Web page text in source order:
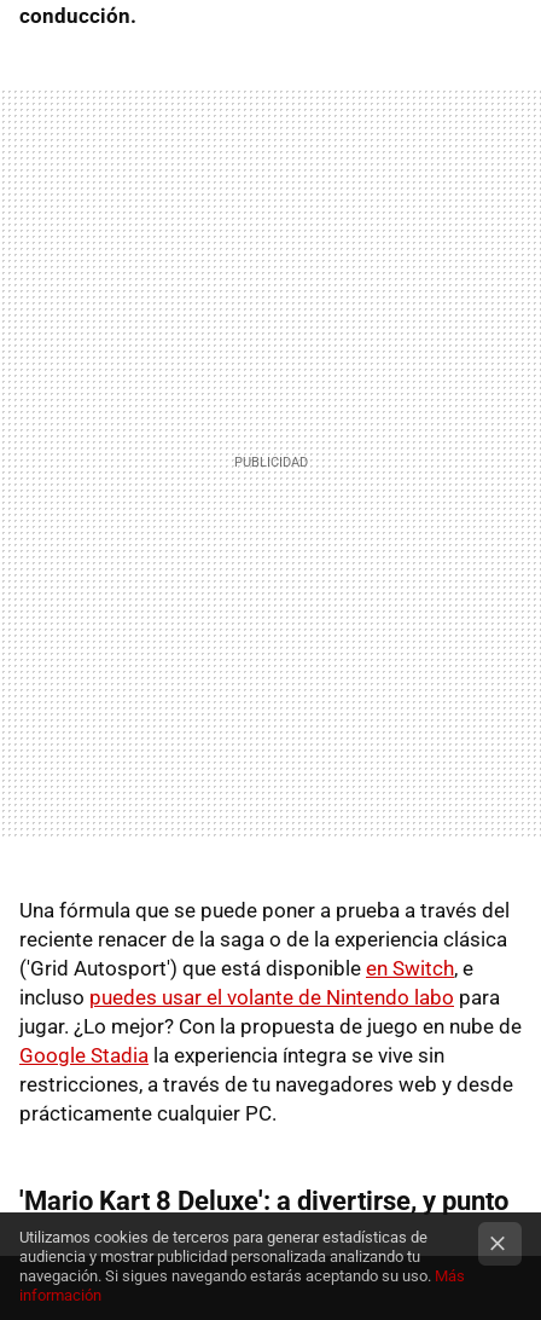
conducción.
Una fórmula que se puede poner a prueba a través del
reciente renacer de la saga o de la experiencia clásica
('Grid Autosport') que está disponible en Switch, e
incluso puedes usar el volante de Nintendo labo para
jugar. ¿Lo mejor? Con la propuesta de juego en nube de
Google Stadia la experiencia íntegra se vive sin
restricciones, a través de tu navegadores web y desde
prácticamente cualquier PC.
'Mario Kart 8 Deluxe': a divertirse, y punto
Utilizamos cookies de terceros para generar estadísticas de
audiencia y mostrar publicidad personalizada analizando tu
navegación. Si sigues navegando estarás aceptando su uso. Más
información